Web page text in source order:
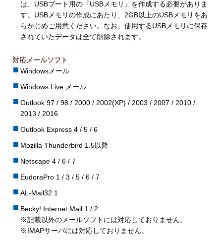
は、USBブート用の『USBメモリ』を作成する必要がありま
す。USBメモリの作成にあたり、2GB以上のUSBメモリをあ
らかじめご用意ください。なお、使用するUSBメモリに保存
されていたデータは全て削除されます。
対応メールソフト
Windowsメール
Windows Live メール
Outlook 97 / 98 / 2000 / 2002(XP) / 2003 / 2007 / 2010 /
2013 / 2016
Outlook Express 4 / 5 / 6
Mozilla Thunderbird 1.5以降
Netscape 4 / 6 / 7
EudoraPro 1 / 3 / 5 / 6 / 7
AL-Mail32 1
Becky! Internet Mail 1 / 2
※記載以外のメールソフトには対応しておりません。
※IMAPサーバには対応しておりません。